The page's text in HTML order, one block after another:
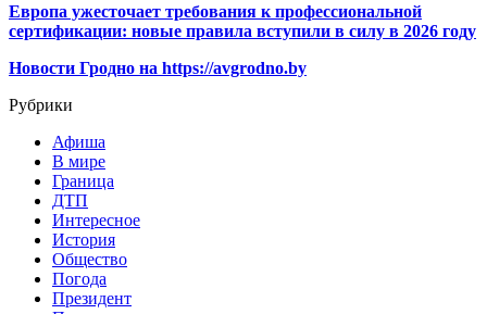
Европа ужесточает требования к профессиональной
сертификации: новые правила вступили в силу в 2026 году
Новости Гродно на https://avgrodno.by
Рубрики
Афиша
В мире
Граница
ДТП
Интересное
История
Общество
Погода
Президент